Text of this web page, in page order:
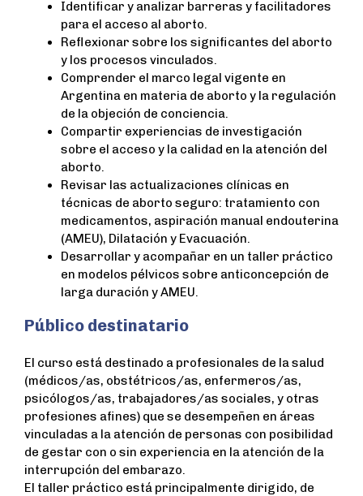
Identificar y analizar barreras y facilitadores
para el acceso al aborto.
Reflexionar sobre los significantes del aborto
y los procesos vinculados.
Comprender el marco legal vigente en
Argentina en materia de aborto y la regulación
de la objeción de conciencia.
Compartir experiencias de investigación
sobre el acceso y la calidad en la atención del
aborto.
Revisar las actualizaciones clínicas en
técnicas de aborto seguro: tratamiento con
medicamentos, aspiración manual endouterina
(AMEU), Dilatación y Evacuación.
Desarrollar y acompañar en un taller práctico
en modelos pélvicos sobre anticoncepción de
larga duración y AMEU.
Público destinatario
El curso está destinado a profesionales de la salud
(médicos/as, obstétricos/as, enfermeros/as,
psicólogos/as, trabajadores/as sociales, y otras
profesiones afines) que se desempeñen en áreas
vinculadas a la atención de personas con posibilidad
de gestar con o sin experiencia en la atención de la
interrupción del embarazo.
El taller práctico está principalmente dirigido, de